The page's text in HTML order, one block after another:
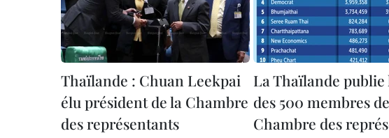
Thaïlande : Chuan Leekpai
élu président de la Chambre
des représentants
La Thaïlande publie
des 500 membres
Chambre des